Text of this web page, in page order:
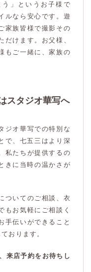
う」というお子様で
ルなら安心です。遊
家族皆様で撮影その
だけます。お父様、
もご一緒に、家族の
スタジオ華写へ
ジオ華写での特別な
で、七五三はより深
私たちが提供するの
きに当時の温かさが
ついてのご相談、衣
もお気軽にご相談く
手伝いができること
おります。
来店予約をお待ちし